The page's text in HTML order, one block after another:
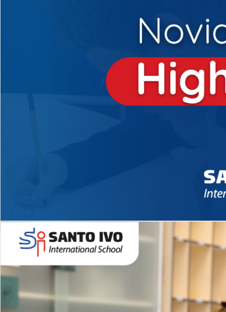
Novidades 2026 High School
EDUCAÇÃO INFANTIL
Inglês todos os dias